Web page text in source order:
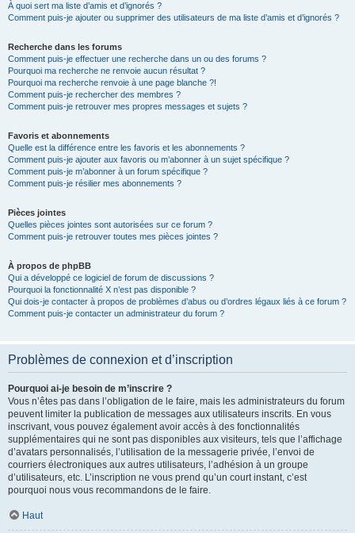
À quoi sert ma liste d’amis et d’ignorés ?
Comment puis-je ajouter ou supprimer des utilisateurs de ma liste d’amis et d’ignorés ?
Recherche dans les forums
Comment puis-je effectuer une recherche dans un ou des forums ?
Pourquoi ma recherche ne renvoie aucun résultat ?
Pourquoi ma recherche renvoie à une page blanche ?!
Comment puis-je rechercher des membres ?
Comment puis-je retrouver mes propres messages et sujets ?
Favoris et abonnements
Quelle est la différence entre les favoris et les abonnements ?
Comment puis-je ajouter aux favoris ou m’abonner à un sujet spécifique ?
Comment puis-je m’abonner à un forum spécifique ?
Comment puis-je résilier mes abonnements ?
Pièces jointes
Quelles pièces jointes sont autorisées sur ce forum ?
Comment puis-je retrouver toutes mes pièces jointes ?
À propos de phpBB
Qui a développé ce logiciel de forum de discussions ?
Pourquoi la fonctionnalité X n’est pas disponible ?
Qui dois-je contacter à propos de problèmes d’abus ou d’ordres légaux liés à ce forum ?
Comment puis-je contacter un administrateur du forum ?
Problèmes de connexion et d’inscription
Pourquoi ai-je besoin de m’inscrire ?
Vous n’êtes pas dans l’obligation de le faire, mais les administrateurs du forum
peuvent limiter la publication de messages aux utilisateurs inscrits. En vous
inscrivant, vous pouvez également avoir accès à des fonctionnalités
supplémentaires qui ne sont pas disponibles aux visiteurs, tels que l’affichage
d’avatars personnalisés, l’utilisation de la messagerie privée, l’envoi de
courriers électroniques aux autres utilisateurs, l’adhésion à un groupe
d’utilisateurs, etc. L’inscription ne vous prend qu’un court instant, c’est
pourquoi nous vous recommandons de le faire.
Haut